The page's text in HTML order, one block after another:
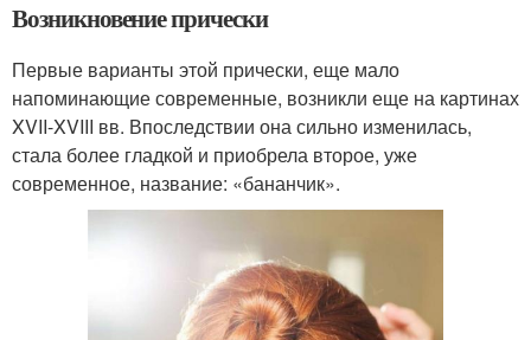
Возникновение прически
Первые варианты этой прически, еще мало
напоминающие современные, возникли еще на картинах
XVII-XVIII вв. Впоследствии она сильно изменилась,
стала более гладкой и приобрела второе, уже
современное, название: «бананчик».